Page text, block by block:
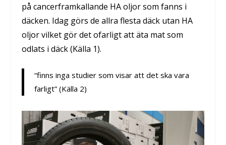
på cancerframkallande HA oljor som fanns i
däcken. Idag görs de allra flesta däck utan HA
oljorvilket gör det ofarligt att äta mat som
odlats i däck (Källa 1).
“finns inga studier som visar att det ska vara
farligt” (Källa 2)